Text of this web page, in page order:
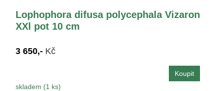
Lophophora difusa polycephala Vizaron
XXl pot 10 cm
3 650,- Kč
skladem (1 ks)